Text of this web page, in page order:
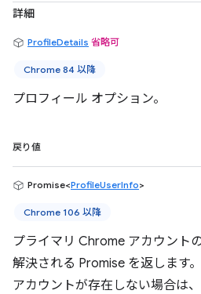
詳細
ProfileDetails 省略可
Chrome 84 以降
プロフィール オプション。
戻り値
Promise<ProfileUserInfo>
Chrome 106 以降
プライマリ Chrome アカウント
解決される Promise を返します
アカウントが存在しない場合は